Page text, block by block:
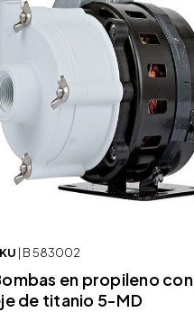
| B 583002
en propileno con
de titanio 5-MD